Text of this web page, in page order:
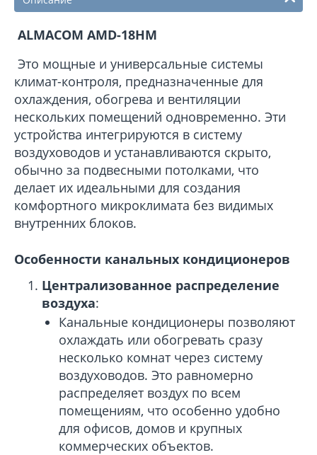
ALMACOM AMD-18HМ
Это мощные и универсальные системы
климат-контроля, предназначенные для
охлаждения, обогрева и вентиляции
нескольких помещений одновременно. Эти
устройства интегрируются в систему
воздуховодов и устанавливаются скрыто,
обычно за подвесными потолками, что
делает их идеальными для создания
комфортного микроклимата без видимых
внутренних блоков.
Особенности канальных кондиционеров
Централизованное распределение
воздуха:
Канальные кондиционеры позволяют
охлаждать или обогревать сразу
несколько комнат через систему
воздуховодов. Это равномерно
распределяет воздух по всем
помещениям, что особенно удобно
для офисов, домов и крупных
коммерческих объектов.